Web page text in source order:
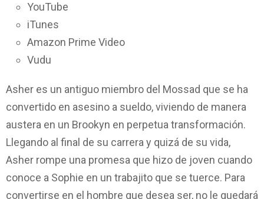
YouTube
iTunes
Amazon Prime Video
Vudu
Asher es un antiguo miembro del Mossad que se ha
convertido en asesino a sueldo, viviendo de manera
austera en un Brookyn en perpetua transformación.
Llegando al final de su carrera y quizá de su vida,
Asher rompe una promesa que hizo de joven cuando
conoce a Sophie en un trabajito que se tuerce. Para
convertirse en el hombre que desea ser, no le quedará